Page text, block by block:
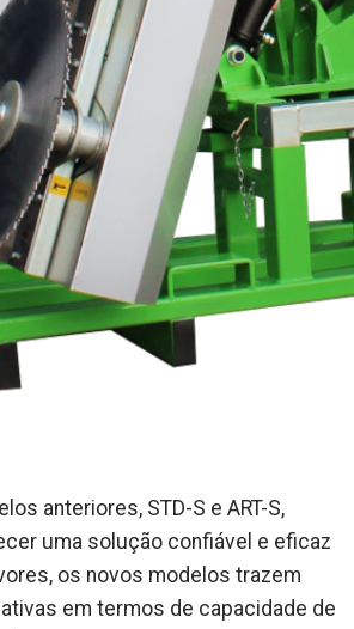
anteriores, STD-S e ART-S,
uma solução confiável e eficaz
os novos modelos trazem
em termos de capacidade de